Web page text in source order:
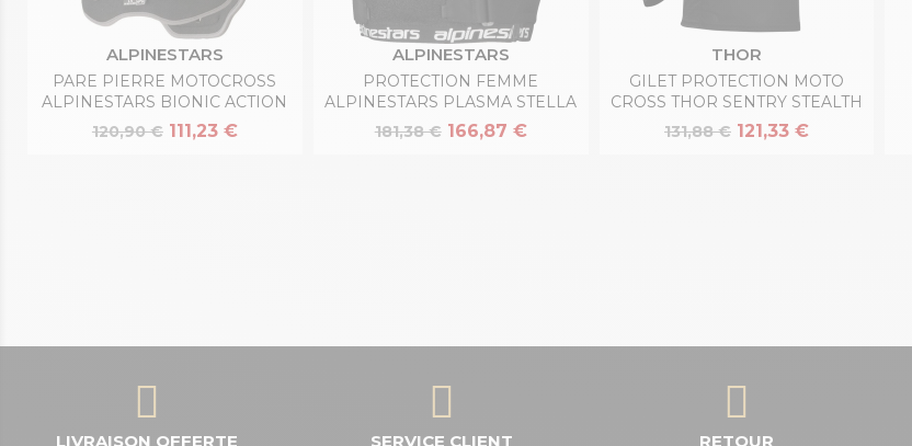
ALPINESTARS
PARE PIERRE MOTOCROSS
ALPINESTARS BIONIC ACTION
120,90 € 111,23 €
ALPINESTARS
PROTECTION FEMME
ALPINESTARS PLASMA STELLA
181,38 € 166,87 €
THOR
GILET PROTECTION MOTO
CROSS THOR SENTRY STEALTH
131,88 € 121,33 €
LIVRAISON OFFERTE SERVICE CLIENT RETOUR